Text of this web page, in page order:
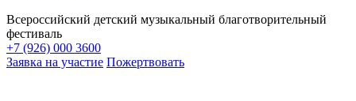
Всероссийский детский музыкальный благотворительный
фестиваль
+7 (926) 000 3600
Заявка на участие Пожертвовать